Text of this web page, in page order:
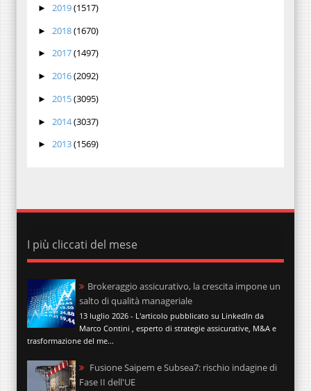
► 2019(1517)
► 2018(1670)
► 2017(1497)
► 2016(2092)
► 2015(3095)
► 2014(3037)
► 2013(1569)
I più cliccati del mese
Brokeraggio assicurativo, la crescita impone un
salto di qualità manageriale
13 luglio 2026 - L'articolo pubblicato su LinkedIn da
Marco Contini , esperto di strategie assicurative, M&A e
trasformazione del me...
Fusione Saipem e Subsea7: rischio indagine di
Fase II dell'UE